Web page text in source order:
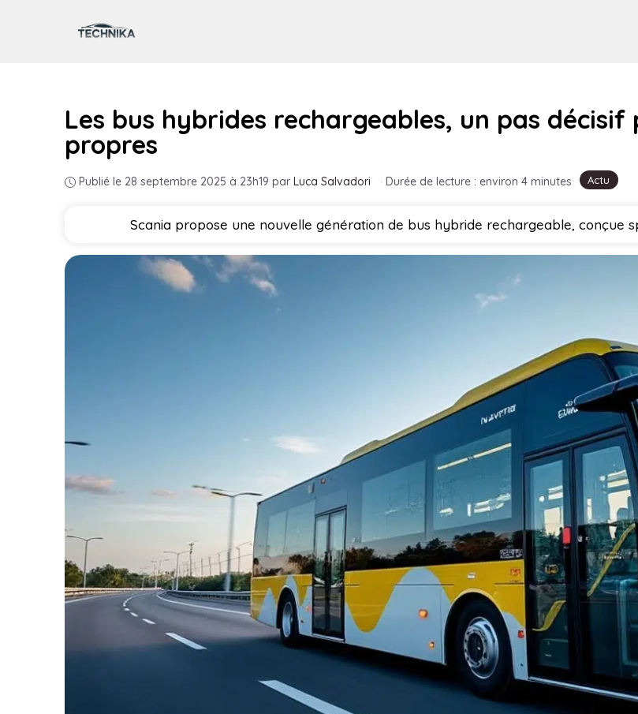
Actu
Les bus hybrides rechargeables, un pas
propres
Publié le 28 septembre 2025 à 23h19 par Luca Salvadori · Durée de lecture : environ 4 minutes
Scania propose une nouvelle génération de bus hybride rechargeable, conçue